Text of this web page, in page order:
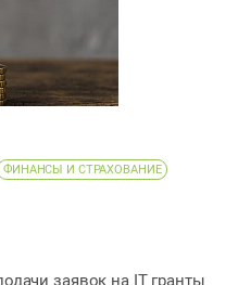
ФИНАНСЫ И СТРАХОВАНИЕ
заявок на IT гранты